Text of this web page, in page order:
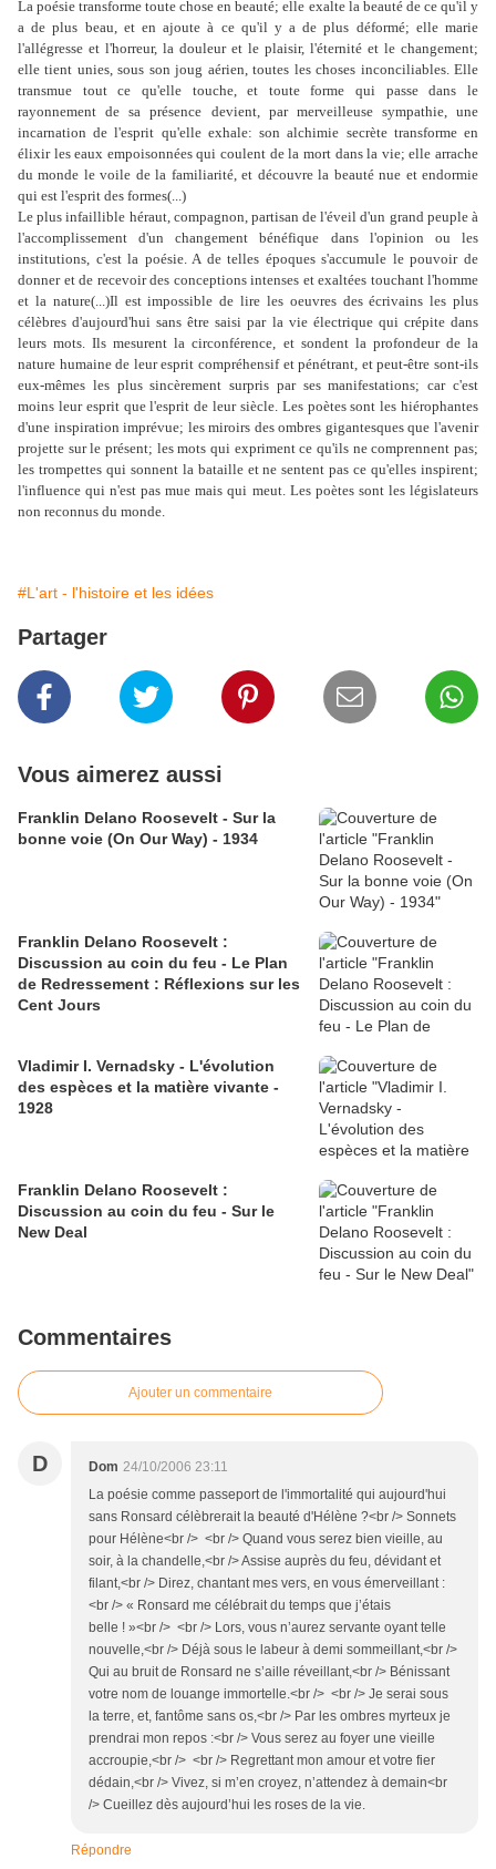
La poésie transforme toute chose en beauté; elle exalte la beauté de ce qu'il y
a de plus beau, et en ajoute à ce qu'il y a de plus déformé; elle marie
l'allégresse et l'horreur, la douleur et le plaisir, l'éternité et le changement;
elle tient unies, sous son joug aérien, toutes les choses inconciliables. Elle
transmue tout ce qu'elle touche, et toute forme qui passe dans le
rayonnement de sa présence devient, par merveilleuse sympathie, une
incarnation de l'esprit qu'elle exhale: son alchimie secrète transforme en
élixir les eaux empoisonnées qui coulent de la mort dans la vie; elle arrache
du monde le voile de la familiarité, et découvre la beauté nue et endormie
qui est l'esprit des formes(...)
Le plus infaillible héraut, compagnon, partisan de l'éveil d'un grand peuple à
l'accomplissement d'un changement bénéfique dans l'opinion ou les
institutions, c'est la poésie. A de telles époques s'accumule le pouvoir de
donner et de recevoir des conceptions intenses et exaltées touchant l'homme
et la nature(...)Il est impossible de lire les oeuvres des écrivains les plus
célèbres d'aujourd'hui sans être saisi par la vie électrique qui crépite dans
leurs mots. Ils mesurent la circonférence, et sondent la profondeur de la
nature humaine de leur esprit compréhensif et pénétrant, et peut-être sont-ils
eux-mêmes les plus sincèrement surpris par ses manifestations; car c'est
moins leur esprit que l'esprit de leur siècle. Les poètes sont les hiérophantes
d'une inspiration imprévue; les miroirs des ombres gigantesques que l'avenir
projette sur le présent; les mots qui expriment ce qu'ils ne comprennent pas;
les trompettes qui sonnent la bataille et ne sentent pas ce qu'elles inspirent;
l'influence qui n'est pas mue mais qui meut. Les poètes sont les législateurs
non reconnus du monde.
#L'art - l'histoire et les idées
Partager
Vous aimerez aussi
Franklin Delano Roosevelt - Sur la
bonne voie (On Our Way) - 1934
Franklin Delano Roosevelt :
Discussion au coin du feu - Le Plan
de Redressement : Réflexions sur les
Cent Jours
Vladimir I. Vernadsky - L'évolution
des espèces et la matière vivante -
1928
Franklin Delano Roosevelt :
Discussion au coin du feu - Sur le
New Deal
Commentaires
Ajouter un commentaire
D Dom 24/10/2006 23:11
La poésie comme passeport de l'immortalité qui aujourd'hui
sans Ronsard célèbrerait la beauté d'Hélène ?<br /> Sonnets
pour Hélène<br /> <br /> Quand vous serez bien vieille, au
soir, à la chandelle,<br /> Assise auprès du feu, dévidant et
filant,<br /> Direz, chantant mes vers, en vous émerveillant :
<br /> « Ronsard me célébrait du temps que j’étais
belle ! »<br /> <br /> Lors, vous n’aurez servante oyant telle
nouvelle,<br /> Déjà sous le labeur à demi sommeillant,<br />
Qui au bruit de Ronsard ne s’aille réveillant,<br /> Bénissant
votre nom de louange immortelle.<br /> <br /> Je serai sous
la terre, et, fantôme sans os,<br /> Par les ombres myrteux je
prendrai mon repos :<br /> Vous serez au foyer une vieille
accroupie,<br /> <br /> Regrettant mon amour et votre fier
dédain,<br /> Vivez, si m’en croyez, n’attendez à demain<br
/> Cueillez dès aujourd’hui les roses de la vie.
Répondre